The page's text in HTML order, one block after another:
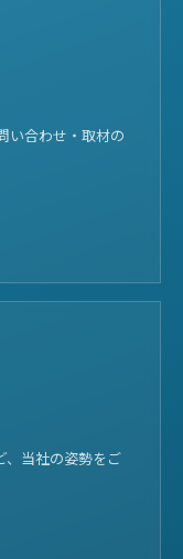
い合わせ・取材の
、当社の姿勢をご